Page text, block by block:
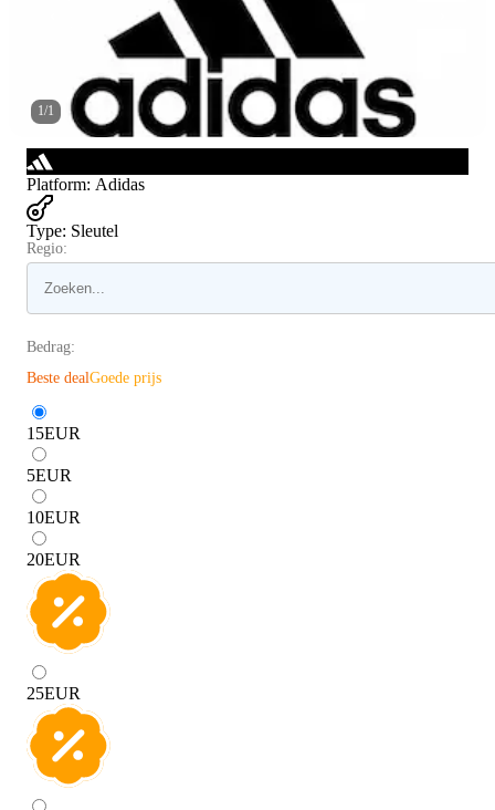
1/1
Platform: Adidas
Type: Sleutel
Regio:
Bedrag:
Beste dealGoede prijs
15EUR
5EUR
10EUR
20EUR
25EUR